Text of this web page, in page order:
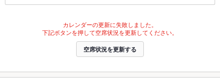
カレンダーの更新に失敗しました。
下記ボタンを押して空席状況を更新してください。
空席状況を更新する